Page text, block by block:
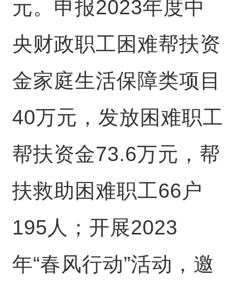
元。申报2023年度中
央财政职工困难帮扶资
金家庭生活保障类项目
40万元，发放困难职工
帮扶资金73.6万元，帮
扶救助困难职工66户
195人；开展2023
年“春风行动”活动，邀